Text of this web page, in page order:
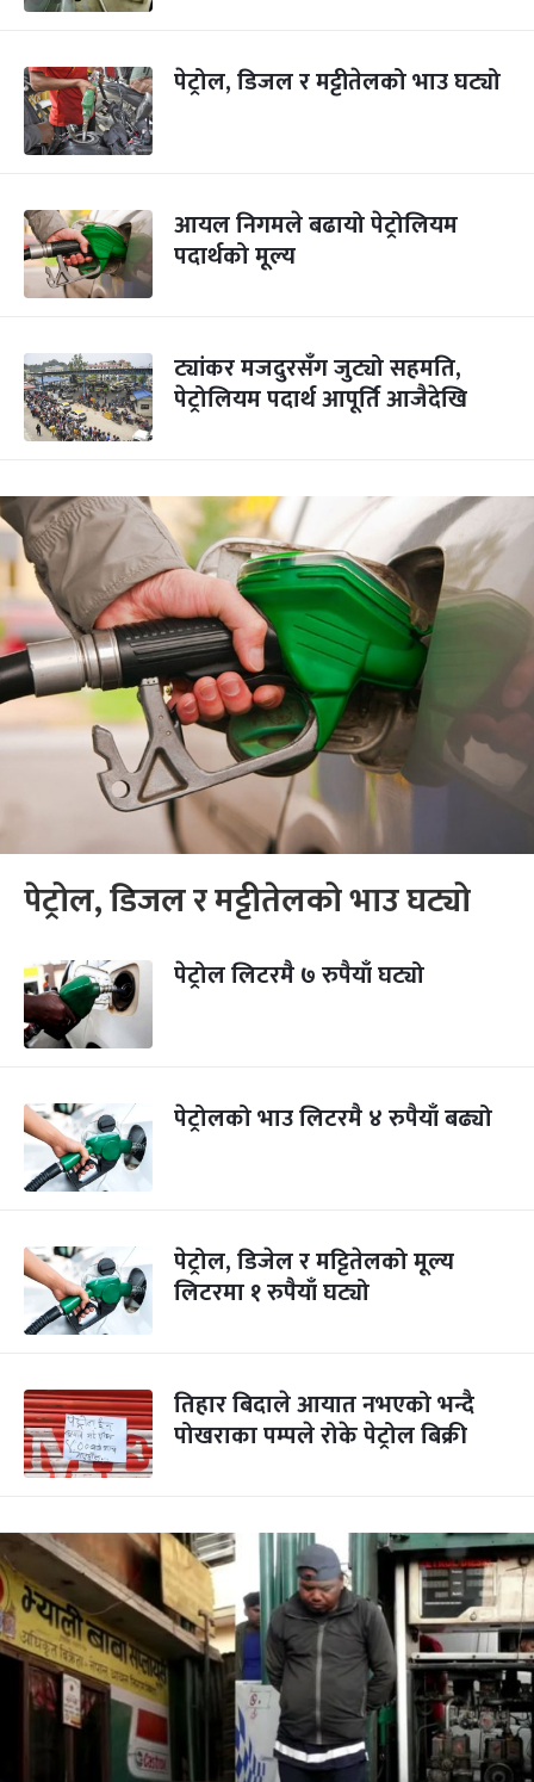
पेट्रोल, डिजल र मट्टीतेलको भाउ घट्यो
आयल निगमले बढायो पेट्रोलियम
पदार्थको मूल्य
ट्यांकर मजदुरसँग जुट्यो सहमति,
पेट्रोलियम पदार्थ आपूर्ति आजैदेखि
पेट्रोल, डिजल र मट्टीतेलको भाउ घट्यो
पेट्रोल लिटरमै ७ रुपैयाँ घट्यो
पेट्रोलको भाउ लिटरमै ४ रुपैयाँ बढ्यो
पेट्रोल, डिजेल र मट्टितेलको मूल्य
लिटरमा १ रुपैयाँ घट्यो
तिहार बिदाले आयात नभएको भन्दै
पोखराका पम्पले रोके पेट्रोल बिक्री